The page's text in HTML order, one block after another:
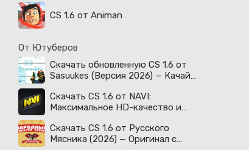
CS 1.6 от Animan
От Ютуберов
Скачать обновленную CS 1.6 от
Sasuukes (Версия 2026) — Качай
Скачать CS 1.6 от NAVI:
Максимальное HD-качество и
Скачать CS 1.6 от Русского
Мясника (2026) — Оригинал с